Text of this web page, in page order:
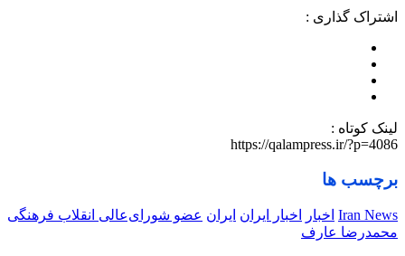
اشتراک گذاری :
لینک کوتاه :
https://qalampress.ir/?p=4086
برچسب ها
Iran News اخبار اخبار ایران ایران عضو شورای‌عالی انقلاب فرهنگی
محمدرضا عارف